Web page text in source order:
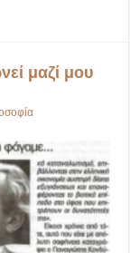
μαζί μου